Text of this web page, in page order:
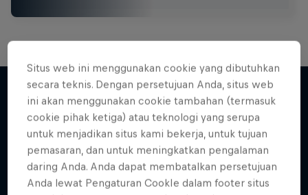
Lebih banyak seperti ini
Situs web ini menggunakan cookie yang dibutuhkan
secara teknis. Dengan persetujuan Anda, situs web
ini akan menggunakan cookie tambahan (termasuk
cookie pihak ketiga) atau teknologi yang serupa
untuk menjadikan situs kami bekerja, untuk tujuan
pemasaran, dan untuk meningkatkan pengalaman
daring Anda. Anda dapat membatalkan persetujuan
Anda lewat Pengaturan CookIe dalam footer situs